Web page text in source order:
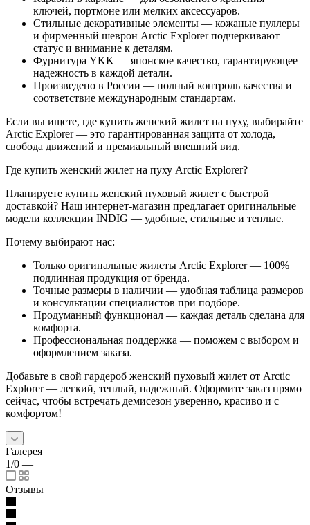
ключей, портмоне или мелких аксессуаров.
Стильные декоративные элементы — кожаные пуллеры
и фирменный шеврон Arctic Explorer подчеркивают
статус и внимание к деталям.
Фурнитура YKK — японское качество, гарантирующее
надежность в каждой детали.
Произведено в России — полный контроль качества и
соответствие международным стандартам.
Если вы ищете, где купить женский жилет на пуху, выбирайте
Arctic Explorer — это гарантированная защита от холода,
свобода движений и премиальный внешний вид.
Где купить женский жилет на пуху Arctic Explorer?
Планируете купить женский пуховый жилет с быстрой
доставкой? Наш интернет-магазин предлагает оригинальные
модели коллекции INDIG — удобные, стильные и теплые.
Почему выбирают нас:
Только оригинальные жилеты Arctic Explorer — 100%
подлинная продукция от бренда.
Точные размеры в наличии — удобная таблица размеров
и консультации специалистов при подборе.
Продуманный функционал — каждая деталь сделана для
комфорта.
Профессиональная поддержка — поможем с выбором и
оформлением заказа.
Добавьте в свой гардероб женский пуховый жилет от Arctic
Explorer — легкий, теплый, надежный. Оформите заказ прямо
сейчас, чтобы встречать демисезон уверенно, красиво и с
комфортом!
Галерея
1/0 —
Отзывы